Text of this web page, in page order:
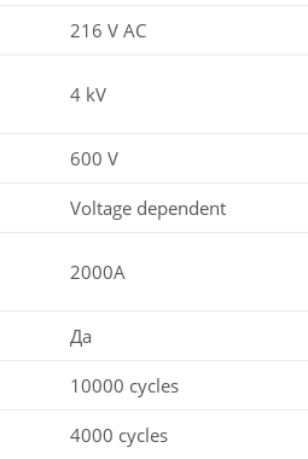
216 V AC
4 kV
600 V
Voltage dependent
2000A
Да
10000 cycles
4000 cycles